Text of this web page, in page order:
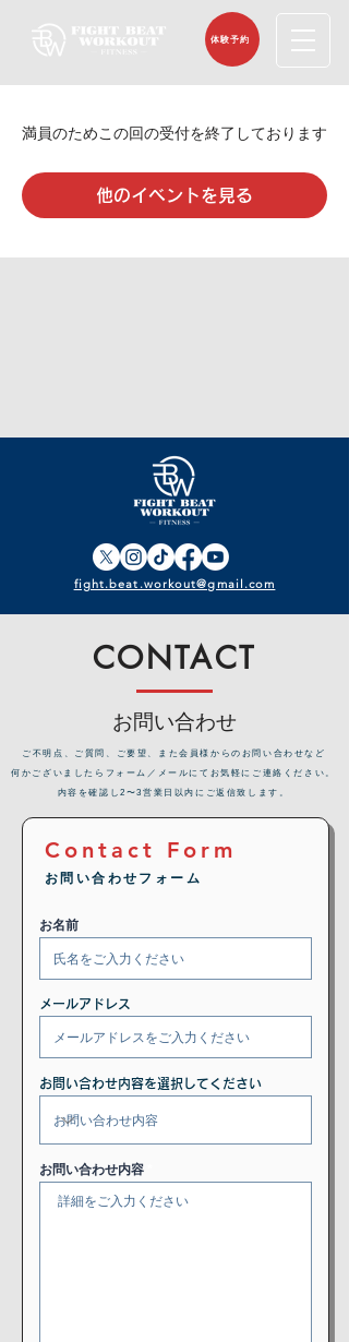
体験予約
満員のためこの回の受付を終了しております
他のイベントを見る
fight.beat.workout@gmail.com
CONTACT
お問い合わせ
​ご不明点、ご質問、ご要望、また会員様からのお問い合わせなど
何かございましたらフォーム／メールにてお気軽にご連絡ください。
内容を確認し2〜3営業日以内にご返信致します。
Contact Form
お問い合わせフォーム
お名前
メールアドレス
お問い合わせ内容を選択してください
お問い合わせ内容